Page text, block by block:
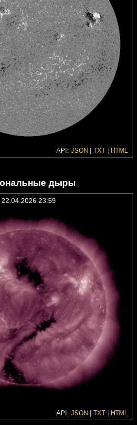
API: JSON | TXT | HTML
дыры
22.04.2026 23:59
API: JSON | TXT | HTML